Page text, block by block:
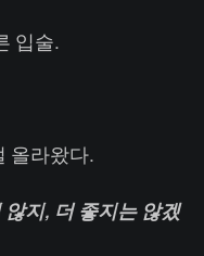
입술.
올라왔다.
지, 더 좋지는 않겠